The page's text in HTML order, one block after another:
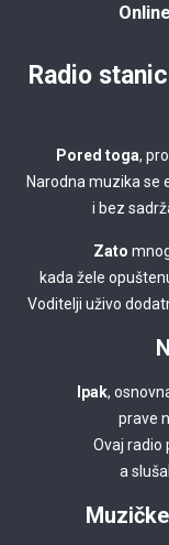
Radio
Pored toga,
Narodna muzika se
i bez
Zato
kada žele
Voditelji uživo
Ipak,
prave
Ovaj radio
a